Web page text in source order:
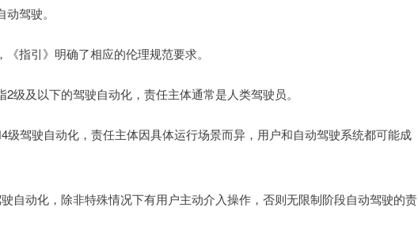
驾驶。
引》明确了相应的伦理规范要求。
及以下的驾驶自动化，责任主体通常是人类驾驶员。
驾驶自动化，责任主体因具体运行场景而异，用户和自动驾驶系统都可能成
动化，除非特殊情况下有用户主动介入操作，否则无限制阶段自动驾驶的责